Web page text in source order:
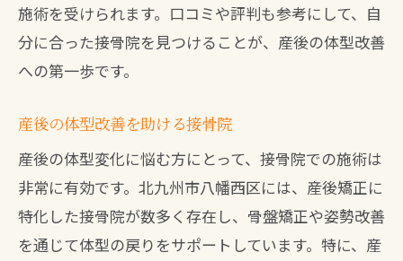
施術を受けられます。口コミや評判も参考にして、自
分に合った接骨院を見つけることが、産後の体型改善
への第一歩です。
産後の体型改善を助ける接骨院
産後の体型変化に悩む方にとって、接骨院での施術は
非常に有効です。北九州市八幡西区には、産後矯正に
特化した接骨院が数多く存在し、骨盤矯正や姿勢改善
を通じて体型の戻りをサポートしています。特に、産